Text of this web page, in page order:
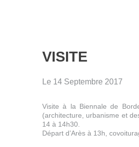
VISITE
Le 14 Septembre 2017
Visite à la Biennale de
(architecture, urbanisme et
14 à 14h30.
Départ d’Arès à 13h,